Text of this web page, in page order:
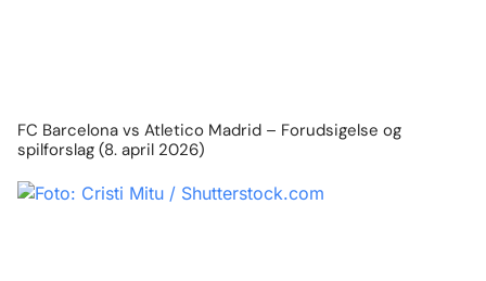
FC Barcelona vs Atletico Madrid – Forudsigelse og
spilforslag (8. april 2026)